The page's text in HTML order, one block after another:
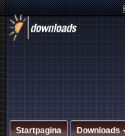
Startpagina Downloads